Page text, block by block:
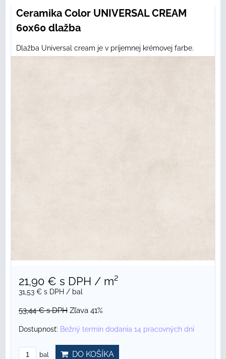
Ceramika Color UNIVERSAL CREAM
60x60 dlažba
Dlažba Universal cream je v príjemnej krémovej farbe.
21,90 € s DPH / m²
31,53 € s DPH / bal
53,44 €s DPH Zľava 41%
Dostupnosť: Bežný termín dodania 14 pracovných dní
bal DO KOŠÍKA